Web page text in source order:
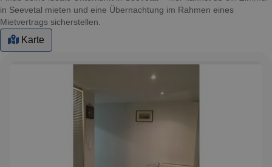
in Seevetal mieten und eine Übernachtung im Rahmen eines
Mietvertrags sicherstellen.
Karte